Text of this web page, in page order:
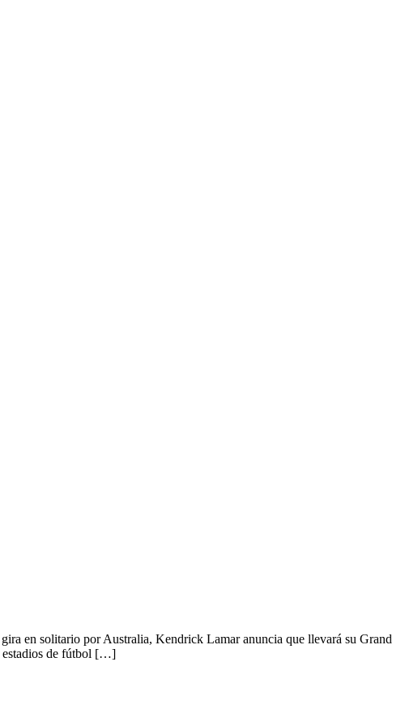
en solitario por Australia, Kendrick Lamar anuncia que llevará su Grand
estadios de fútbol […]